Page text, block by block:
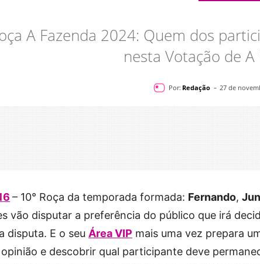
A Fazenda 2024: Quem dos
nesta Votação de A
Por: Redação - 27 de
– 10° Roça da temporada formada: Fernando,
vão disputar a preferência do público que irá
disputa. E o seu Área VIP mais uma vez prepara
opinião e descobrir qual participante deve